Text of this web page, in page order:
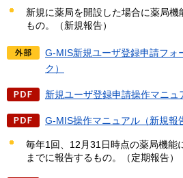
新規に薬局を開設した場合に薬局
もの。（新規報告）
G-MIS新規ユーザ登録申請フォ
ク）
新規ユーザ登録申請操作マニュ
G-MIS操作マニュアル（新規報
毎年1回、12月31日時点の薬局機能
までに報告するもの。（定期報告）